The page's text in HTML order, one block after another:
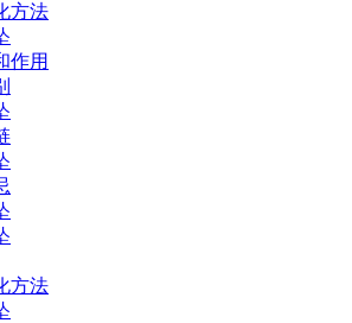
方法
作用
方法